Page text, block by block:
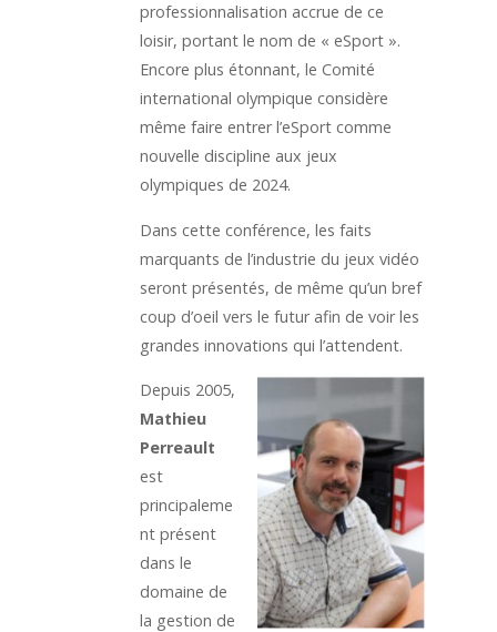
professionnalisation accrue de ce
loisir, portant le nom de « eSport ».
Encore plus étonnant, le Comité
international olympique considère
même faire entrer l’eSport comme
nouvelle discipline aux jeux
olympiques de 2024.
Dans cette conférence, les faits
marquants de l’industrie du jeux vidéo
seront présentés, de même qu’un bref
coup d’oeil vers le futur afin de voir les
grandes innovations qui l’attendent.
Depuis 2005,
Mathieu
Perreault
est
principaleme
nt présent
dans le
domaine de
la gestion de